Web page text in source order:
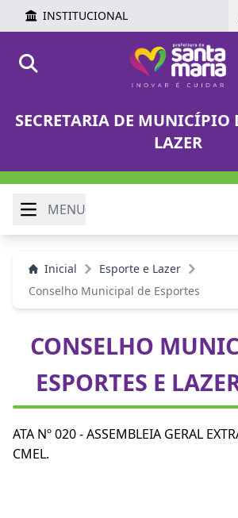
INSTITUCIONAL
SECRETARIA DE MUNICÍPIO
LAZER
MENU
Inicial
Esporte e Lazer
Conselho Municipal de Esportes
CONSELHO
ESPORTES E
ATA Nº 020 - ASSEMBLEIA GERAL
CMEL.